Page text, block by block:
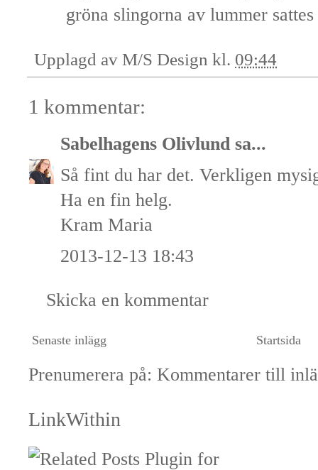
gröna slingorna av lummer
Upplagd av M/S Design kl. 09:44
1 kommentar:
Sabelhagens Olivlund sa...
Så fint du har det. Verkligen
Ha en fin helg.
Kram Maria
2013-12-13 18:43
Skicka en kommentar
Senaste inlägg Startsida
Prenumerera på: Kommentarer till
LinkWithin